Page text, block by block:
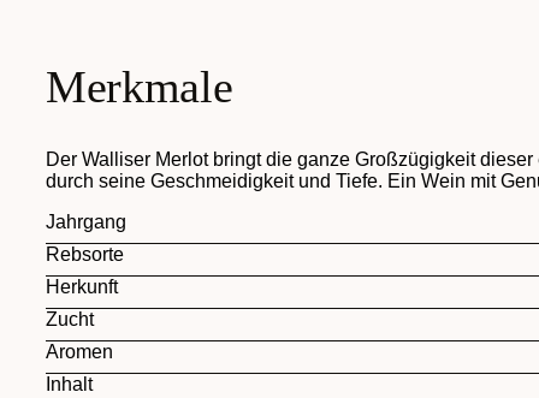
Merkmale
Der Walliser Merlot bringt die ganze Großzügigkeit
durch seine Geschmeidigkeit und Tiefe. Ein Wein mit
Jahrgang
Rebsorte
Herkunft
Zucht
Aromen
Inhalt